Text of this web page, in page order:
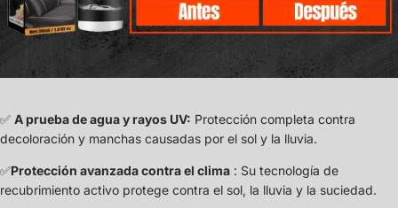
✅ A prueba de agua y rayos UV: Protección completa contra
decoloración y manchas causadas por el sol y la lluvia.
✅Protección avanzada contra el clima : Su tecnología de
recubrimiento activo protege contra el sol, la lluvia y la suciedad.